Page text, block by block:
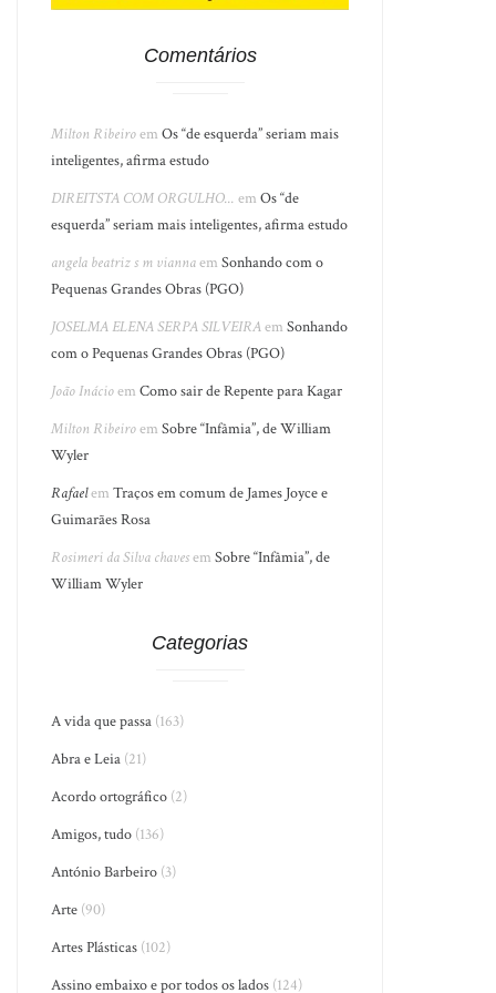
Comentários
Milton RibeiroemOs “de esquerda” seriam mais
inteligentes, afirma estudo
DIREITSTA COM ORGULHO... emOs “de
esquerda” seriam mais inteligentes, afirma estudo
angela beatriz s m viannaemSonhando com o
Pequenas Grandes Obras (PGO)
JOSELMA ELENA SERPA SILVEIRAemSonhando
com o Pequenas Grandes Obras (PGO)
João InácioemComo sair de Repente para Kagar
Milton RibeiroemSobre “Infâmia”, de William
Wyler
RafaelemTraços em comum de James Joyce e
Guimarães Rosa
Rosimeri da Silva chavesemSobre “Infâmia”, de
William Wyler
Categorias
A vida que passa (163)
Abra e Leia (21)
Acordo ortográfico (2)
Amigos, tudo (136)
António Barbeiro (3)
Arte (90)
Artes Plásticas (102)
Assino embaixo e por todos os lados (124)